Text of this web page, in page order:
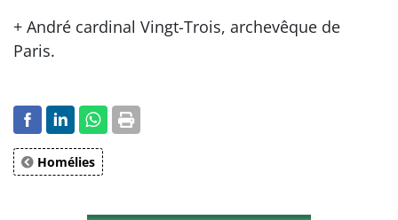
+ André cardinal Vingt-Trois, archevêque de
Paris.
Homélies